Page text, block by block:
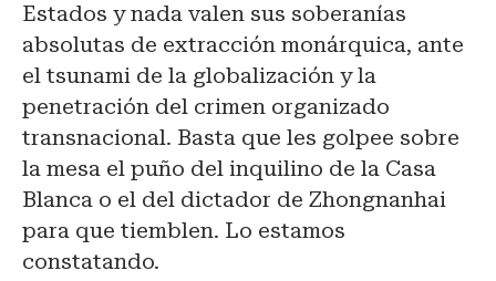
Estados y nada valen sus soberanías
absolutas de extracción monárquica, ante
el tsunami de la globalización y la
penetración del crimen organizado
transnacional. Basta que les golpee sobre
la mesa el puño del inquilino de la Casa
Blanca o el del dictador de Zhongnanhai
para que tiemblen. Lo estamos
constatando.